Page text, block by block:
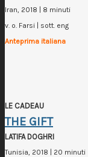
Iran, 2018 | 8 minuti
v. o. Farsi | sott. eng
Anteprima italiana
LE CADEAU
THE GIFT
LATIFA DOGHRI
Tunisia, 2018 | 20 minuti